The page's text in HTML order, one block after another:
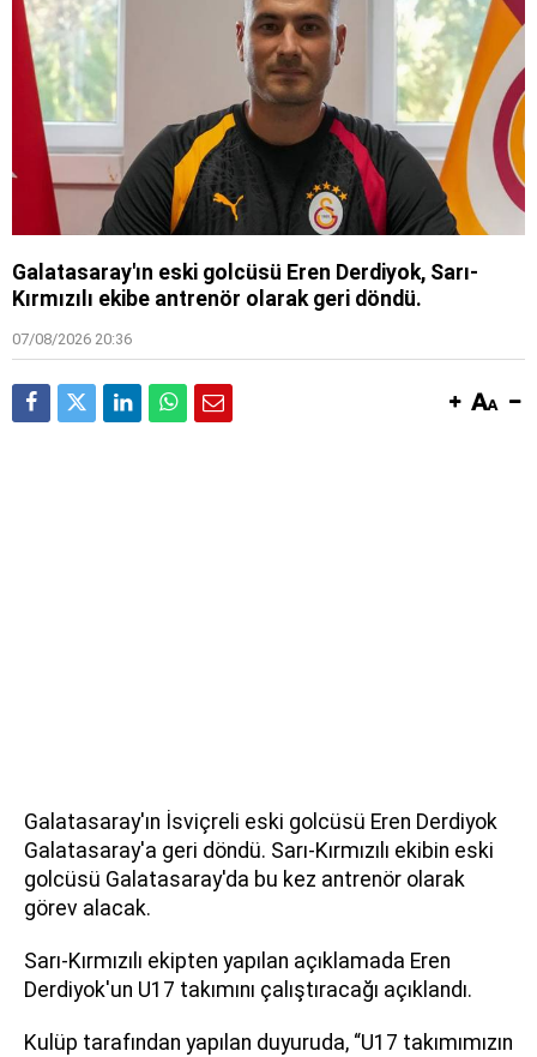
Galatasaray'ın eski golcüsü Eren Derdiyok, Sarı-
Kırmızılı ekibe antrenör olarak geri döndü.
07/08/2026 20:36
Galatasaray'ın İsviçreli eski golcüsü Eren Derdiyok
Galatasaray'a geri döndü. Sarı-Kırmızılı ekibin eski
golcüsü Galatasaray'da bu kez antrenör olarak
görev alacak.
Sarı-Kırmızılı ekipten yapılan açıklamada Eren
Derdiyok'un U17 takımını çalıştıracağı açıklandı.
Kulüp tarafından yapılan duyuruda, “U17 takımımızın